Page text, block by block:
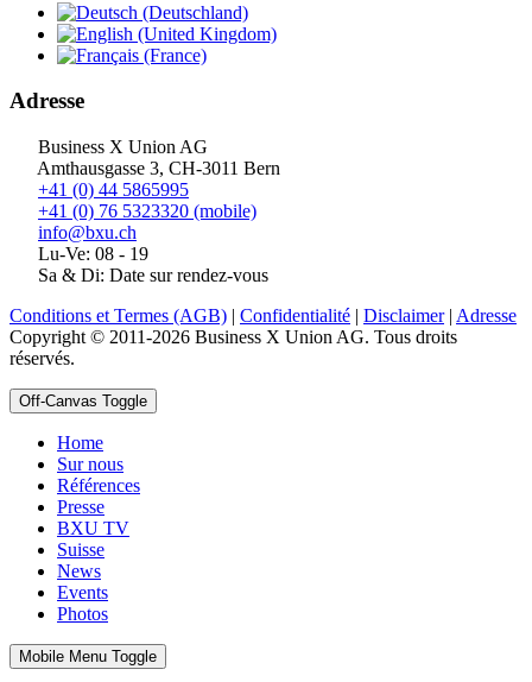
Adresse
Business X Union AG
Amthausgasse 3, CH-3011 Bern
+41 (0) 44 5865995
+41 (0) 76 5323320 (mobile)
info@bxu.ch
Lu-Ve: 08 - 19
Sa & Di: Date sur rendez-vous
Conditions et Termes (AGB) | Confidentialité | Disclaimer| Adresse
Copyright © 2011-2026 Business X Union AG. Tous droits
réservés.
Off-Canvas Toggle
Home
Sur nous
Références
Presse
BXU TV
Suisse
News
Events
Photos
Mobile Menu Toggle